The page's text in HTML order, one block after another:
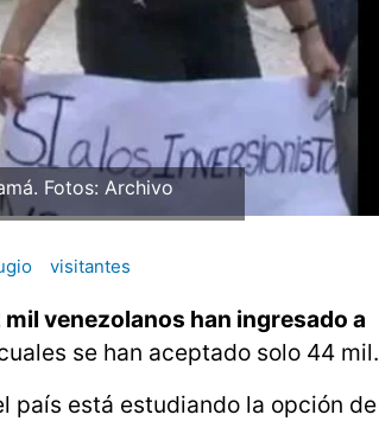
Fotos: Archivo
visitantes
mil venezolanos han ingresado a
se han aceptado solo 44 mil.
país está estudiando la opción de